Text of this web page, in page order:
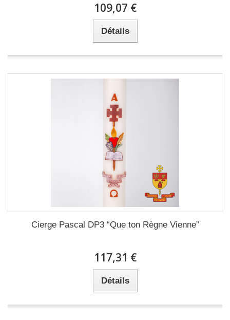
109,07 €
Détails
Cierge Pascal DP3 “Que ton Règne Vienne”
117,31 €
Détails